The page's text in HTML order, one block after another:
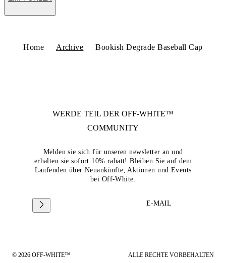
Home Archive Bookish Degrade Baseball Cap
WERDE TEIL DER OFF-WHITE™
COMMUNITY
Melden sie sich für unseren newsletter an und
erhalten sie sofort 10% rabatt! Bleiben Sie auf dem
Laufenden über Neuankünfte, Aktionen und Events
bei Off-White.
E-MAIL
© 2026 OFF-WHITE™ ALLE RECHTE VORBEHALTEN